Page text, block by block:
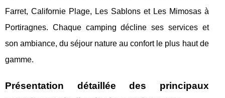
Farret, Californie Plage, Les Sablons et Les Mimosas à
Portiragnes. Chaque camping décline ses services et
son ambiance, du séjour nature au confort le plus haut de
gamme.
Présentation détaillée des principaux